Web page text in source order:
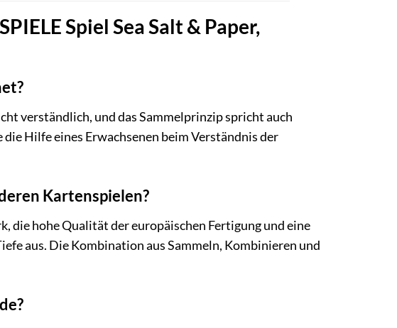
Spiel Sea Salt & Paper,
verständlich, und das Sammelprinzip spricht auch
Hilfe eines Erwachsenen beim Verständnis der
Kartenspielen?
die hohe Qualität der europäischen Fertigung und eine
aus. Die Kombination aus Sammeln, Kombinieren und